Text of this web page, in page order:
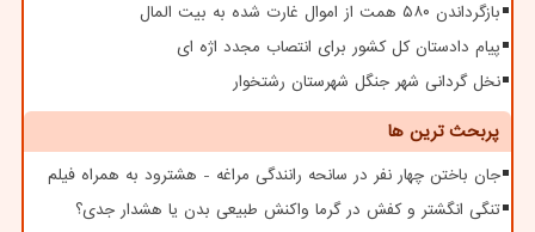
بازگرداندن ۵۸۰ همت از اموال غارت شده به بیت المال
پیام دادستان کل کشور برای انتصاب مجدد اژه ای
نخل گردانی شهر جنگل شهرستان رشتخوار
پربحث ترین ها
جان باختن چهار نفر در سانحه رانندگی مراغه - هشترود به همراه فیلم
تنگی انگشتر و کفش در گرما واکنش طبیعی بدن یا هشدار جدی؟